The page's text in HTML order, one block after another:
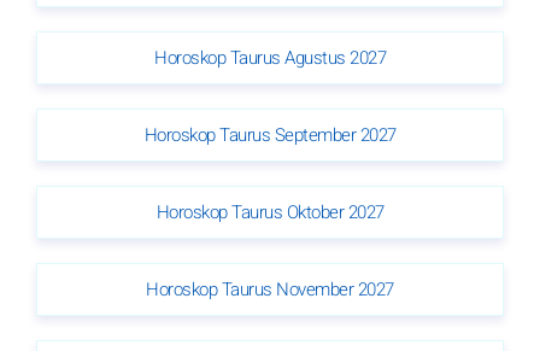
Horoskop Taurus Agustus 2027
Horoskop Taurus September 2027
Horoskop Taurus Oktober 2027
Horoskop Taurus November 2027